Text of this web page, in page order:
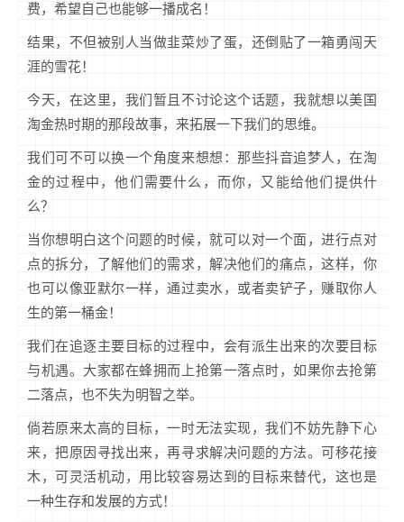
费，希望自己也能够一播成名！
结果，不但被别人当做韭菜炒了蛋，还倒贴了一箱勇闯天
涯的雪花！
今天，在这里，我们暂且不讨论这个话题，我就想以美国
淘金热时期的那段故事，来拓展一下我们的思维。
我们可不可以换一个角度来想想：那些抖音追梦人，在淘
金的过程中，他们需要什么，而你，又能给他们提供什
么？
当你想明白这个问题的时候，就可以对一个面，进行点对
点的拆分，了解他们的需求，解决他们的痛点，这样，你
也可以像亚默尔一样，通过卖水，或者卖铲子，赚取你人
生的第一桶金！
我们在追逐主要目标的过程中，会有派生出来的次要目标
与机遇。大家都在蜂拥而上抢第一落点时，如果你去抢第
二落点，也不失为明智之举。
倘若原来太高的目标，一时无法实现，我们不妨先静下心
来，把原因寻找出来，再寻求解决问题的方法。可移花接
木，可灵活机动，用比较容易达到的目标来替代，这也是
一种生存和发展的方式！